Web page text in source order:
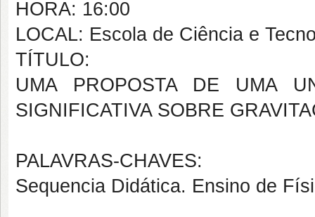
HORA: 16:00
LOCAL: Escola de Ciência e
TÍTULO:
UMA PROPOSTA DE UMA
SIGNIFICATIVA SOBRE
PALAVRAS-CHAVES:
Sequencia Didática. Ensino de